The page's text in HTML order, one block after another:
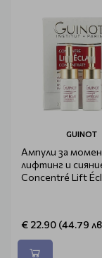
GUINOT
Ампули за
лифтинг и
Concentré Lift
€ 22.90 (44.79